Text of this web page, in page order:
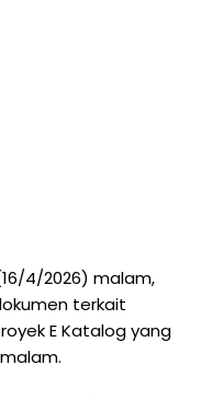
4/2026) malam,
terkait
E Katalog yang